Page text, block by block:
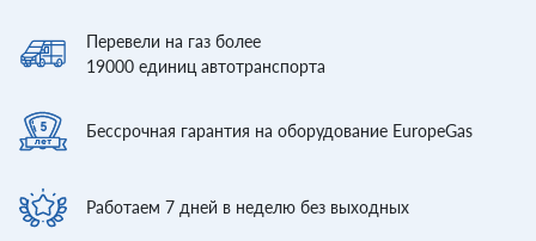
Перевели на газ более
19000 единиц автотранспорта
Бессрочная гарантия на оборудование EuropeGas
Работаем 7 дней в неделю без выходных